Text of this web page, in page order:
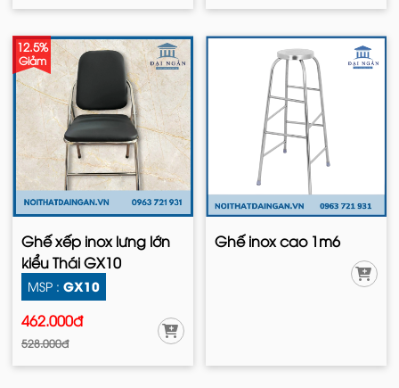
12.5%
Giảm
Ghế xếp inox lưng lớn
kiểu Thái GX10
MSP : GX10
462.000đ
528.000đ
Ghế inox cao 1m6